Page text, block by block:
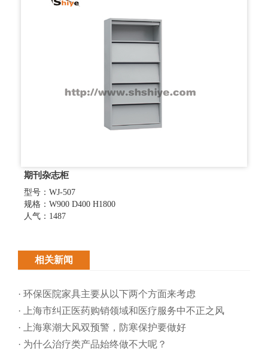
期刊杂志柜
型号：WJ-507
规格：W900 D400 H1800
人气：1487
相关新闻
· 环保医院家具主要从以下两个方面来考虑
· 上海市纠正医药购销领域和医疗服务中不正之风
· 上海寒潮大风双预警，防寒保护要做好
· 为什么治疗类产品始终做不大呢？